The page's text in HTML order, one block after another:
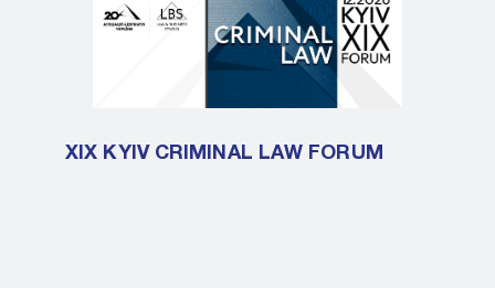
XIX KYIV CRIMINAL LAW FORUM